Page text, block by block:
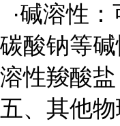
·碱溶性：
碳酸钠等
溶性羧酸盐
五、其他